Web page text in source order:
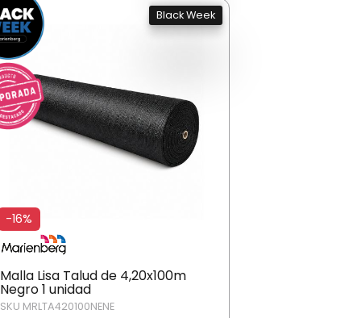
-16%
Malla Lisa Talud de 4,20x100m
Negro 1 unidad
SKU MRLTA420100NENE
Black Week